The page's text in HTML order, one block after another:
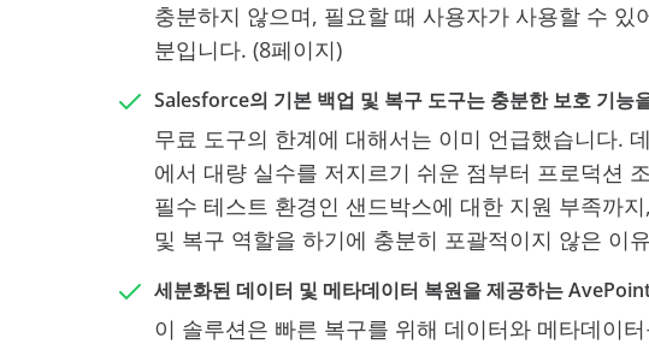
충분하지 않으며, 필요할 때 사용자가 사용할 수
분입니다. (8페이지)
Salesforce의 기본 백업 및 복구 도구는 충분한 보호 기능
무료 도구의 한계에 대해서는 이미 언급했습니다.
에서 대량 실수를 저지르기 쉬운 점부터 프로덕션
필수 테스트 환경인 샌드박스에 대한 지원 부족까
및 복구 역할을 하기에 충분히 포괄적이지 않은 이
세분화된 데이터 및 메타데이터 복원을 제공하는
이 솔루션은 빠른 복구를 위해 데이터와 메타데이